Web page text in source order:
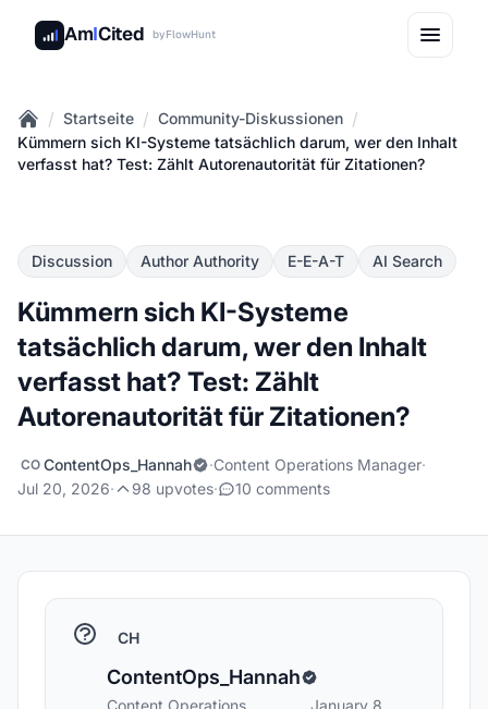
AmICited byFlowHunt
Home
/ Startseite / Community-Diskussionen /
Kümmern sich KI-Systeme tatsächlich darum, wer den Inhalt
verfasst hat? Test: Zählt Autorenautorität für Zitationen?
Discussion Author Authority E-E-A-T AI Search
Kümmern sich KI-Systeme
tatsächlich darum, wer den Inhalt
verfasst hat? Test: Zählt
Autorenautorität für Zitationen?
CO ContentOps_Hannah ·Content Operations Manager·
Jul 20, 2026· 98 upvotes· 10 comments
CH
ContentOps_Hannah
Content Operations
January 8,